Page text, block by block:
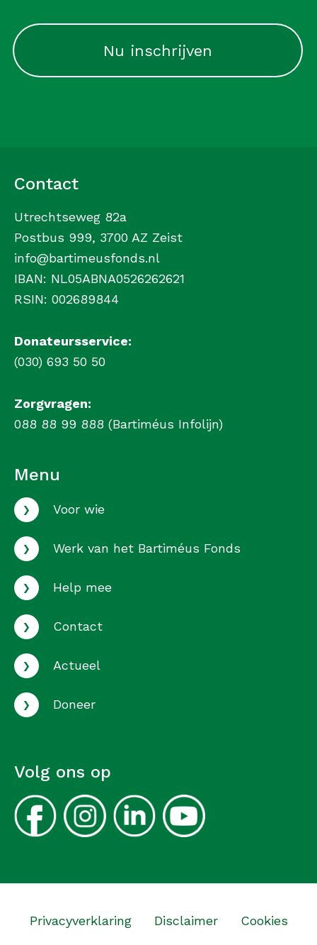
Contact
Utrechtseweg 82a
Postbus 999, 3700 AZ Zeist
info@bartimeusfonds.nl
IBAN: NL05ABNA0526262621
RSIN: 002689844
Donateursservice:
(030) 693 50 50
Zorgvragen:
088 88 99 888 (Bartiméus Infolijn)
Menu
› Voor wie
› Werk van het Bartiméus Fonds
› Help mee
› Contact
› Actueel
› Doneer
Volg ons op
Privacyverklaring Disclaimer Cookies